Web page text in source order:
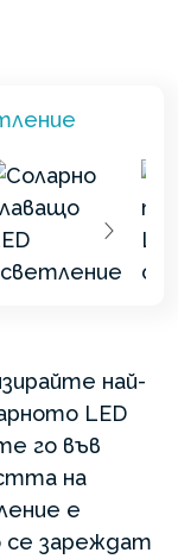
най-
LED
го във
на
е
се зареждат